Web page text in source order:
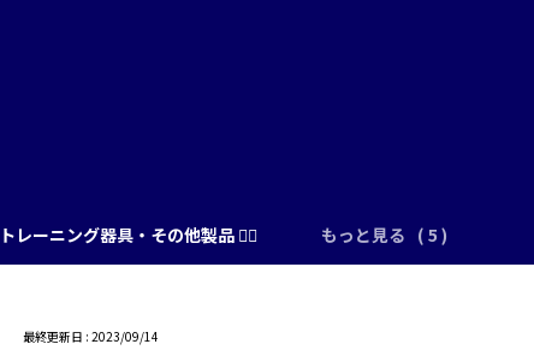
トレーニング器具・その他製品 🏋️‍♂️ もっと見る
最終更新日 : 2023/09/14